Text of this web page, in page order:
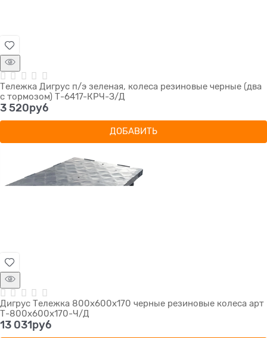
Тележка Дигрус п/э зеленая, колеса резиновые черные (два
с тормозом) Т-6417-КРЧ-З/Д
3 520руб
ДОБАВИТЬ
Дигрус Тележка 800х600х170 черные резиновые колеса арт
Т-800х600х170-Ч/Д
13 031руб